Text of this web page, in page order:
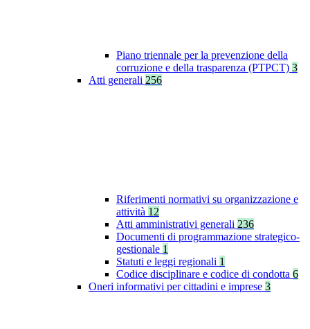
Piano triennale per la prevenzione della
corruzione e della trasparenza (PTPCT) 3
Atti generali 256
Riferimenti normativi su organizzazione e
attività 12
Atti amministrativi generali 236
Documenti di programmazione strategico-
gestionale 1
Statuti e leggi regionali 1
Codice disciplinare e codice di condotta 6
Oneri informativi per cittadini e imprese 3